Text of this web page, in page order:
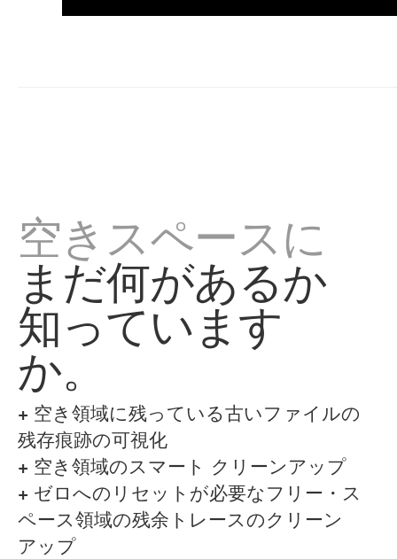
空きスペースに
まだ何があるか
知っています
か。
+ 空き領域に残っている古いファイルの
残存痕跡の可視化
+ 空き領域のスマート クリーンアップ
+ ゼロへのリセットが必要なフリー・ス
ペース領域の残余トレースのクリーン
アップ